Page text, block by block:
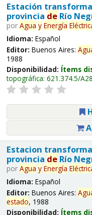
Estación
provincia deRío
por Agua y Energía
Idioma: Español
Editor: Buenos Aires:
1988
Disponibilidad: Ítems
topográfica: 621.374.5/
Estacion
provincia deRío
por Agua y Energía
Idioma: Español
Editor: Buenos Aires:
estado, 1988
Disponibilidad: Ítems